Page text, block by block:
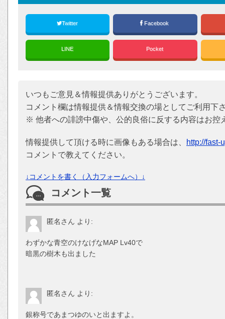
Twitter Facebook
LINE Pocket
いつもご意見＆情報提供ありがとうございます。
コメント欄は情報提供＆情報交換の場としてご利用下
※ 他者への誹謗中傷や、公的良俗に反する内容はお控
情報提供して頂ける時に画像もある場合は、
http://fast-
コメントで教えてください。
↓コメントを書く（入力フォームへ）↓
コメント一覧
匿名さん より:
わずかな青空のけなげなMAP Lv40で
暗黒の樹木も出ました
匿名さん より:
銀称号であまつゆのいと出ますよ。